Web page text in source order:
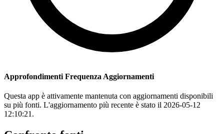
Approfondimenti Frequenza Aggiornamenti
Questa app è attivamente mantenuta con aggiornamenti disponibili
su più fonti. L'aggiornamento più recente è stato il 2026-05-12
12:10:21.